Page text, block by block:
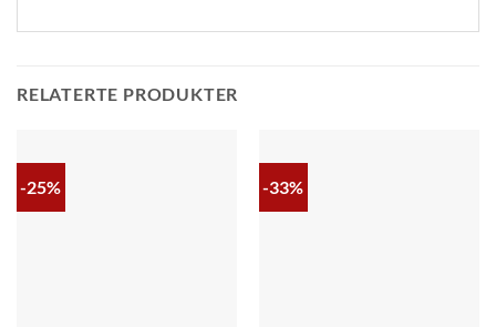
RELATERTE PRODUKTER
-25% -33%